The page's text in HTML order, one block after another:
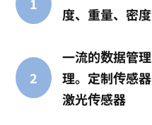
度、重量、密度
2
一流的数据管
理。定制传感
激光传感器